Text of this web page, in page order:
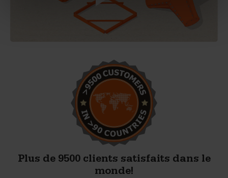
Plus de 9500 clients satisfaits dans le
monde!